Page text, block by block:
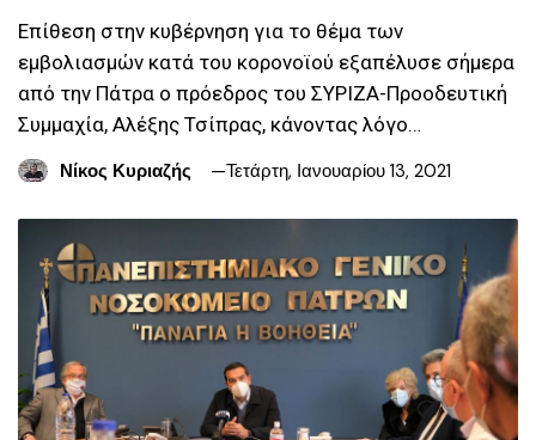
Επίθεση στην κυβέρνηση για το θέμα των
εμβολιασμών κατά του κορονοϊού εξαπέλυσε σήμερα
από την Πάτρα ο πρόεδρος του ΣΥΡΙΖΑ-Προοδευτική
Συμμαχία, Αλέξης Τσίπρας, κάνοντας λόγο…
Νίκος Κυριαζής
Τετάρτη, Ιανουαρίου 13, 2021